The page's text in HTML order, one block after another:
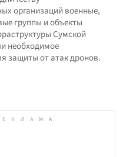
организаций военные,
группы и объекты
Сумской
необходимое
защиты от атак дронов.